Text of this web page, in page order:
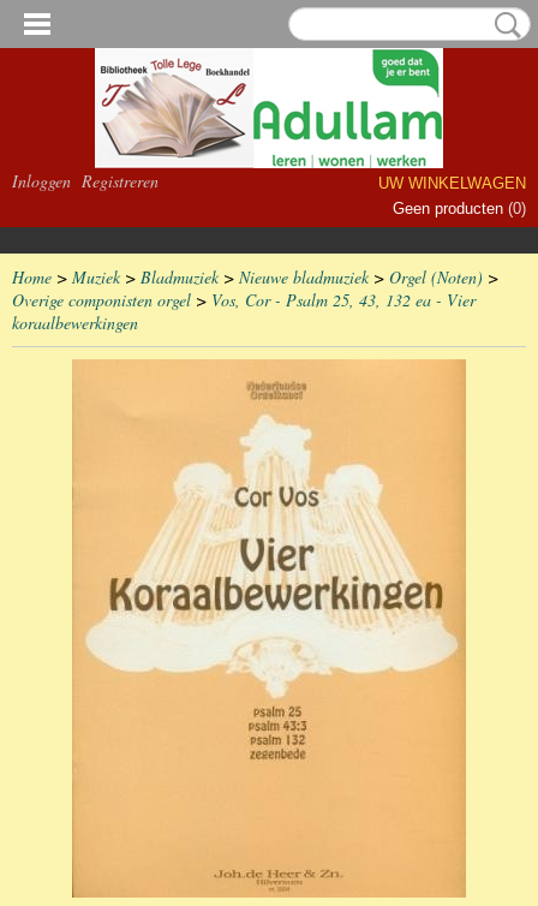
Inloggen Registreren
UW WINKELWAGEN
Geen producten (0)
Home > Muziek> Bladmuziek> Nieuwe bladmuziek> Orgel (Noten) >
Overige componisten orgel > Vos, Cor - Psalm 25, 43, 132 ea - Vier
koraalbewerkingen